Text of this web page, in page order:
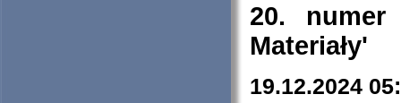
20. numer
Materiały'
19.12.2024